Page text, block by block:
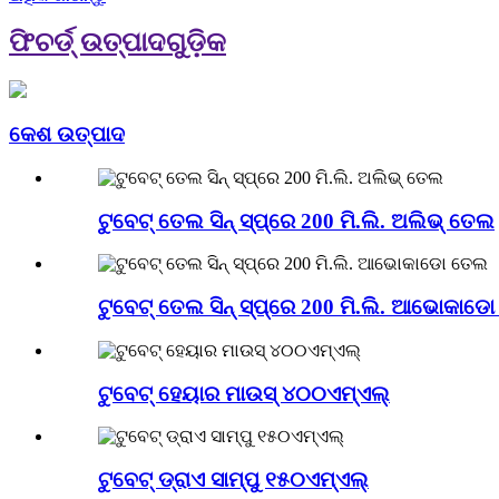
ଫିଚର୍ଡ୍ ଉତ୍ପାଦଗୁଡ଼ିକ
କେଶ ଉତ୍ପାଦ
ଟୁବେଟ୍ ତେଲ ସିନ୍ ସ୍ପ୍ରେ 200 ମି.ଲି. ଅଲିଭ୍ ତେଲ
ଟୁବେଟ୍ ତେଲ ସିନ୍ ସ୍ପ୍ରେ 200 ମି.ଲି.
ଟୁବେଟ୍ ହେୟାର ମାଉସ୍ ୪୦୦ଏମ୍ଏଲ୍
ଟୁବେଟ୍ ଡ୍ରାଏ ସାମ୍ପୁ ୧୫୦ଏମ୍ଏଲ୍